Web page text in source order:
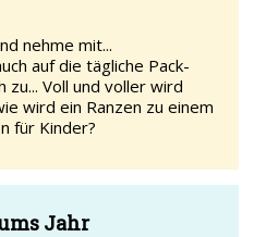
nehme mit...
auf die tägliche Pack-
zu... Voll und voller wird
wird ein Ranzen zu einem
für Kinder?
Jahr